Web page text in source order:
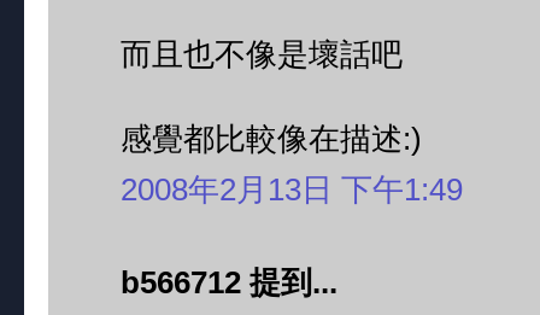
而且也不像是壞話吧
感覺都比較像在描述:)
2008年2月13日 下午1:49
b566712 提到...